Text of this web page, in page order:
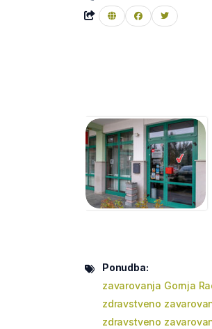
Ponudba:
zavarovanja Gornja
zdravstveno
zdravstveno